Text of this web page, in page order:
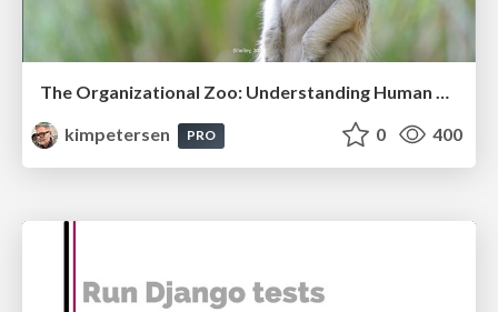
The Organizational Zoo: Understanding Human Behavior Agility Through Metaphoric Constructive Conversations (based on the works of Arthur Shelley, Ph.D)
kimpetersen
PRO 0 400